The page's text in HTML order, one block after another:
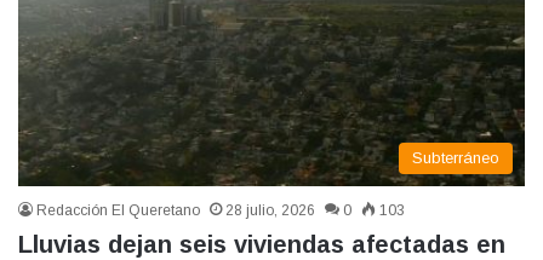
Subterráneo
Redacción El Queretano 28 julio, 2026 0 103
Lluvias dejan seis viviendas afectadas en